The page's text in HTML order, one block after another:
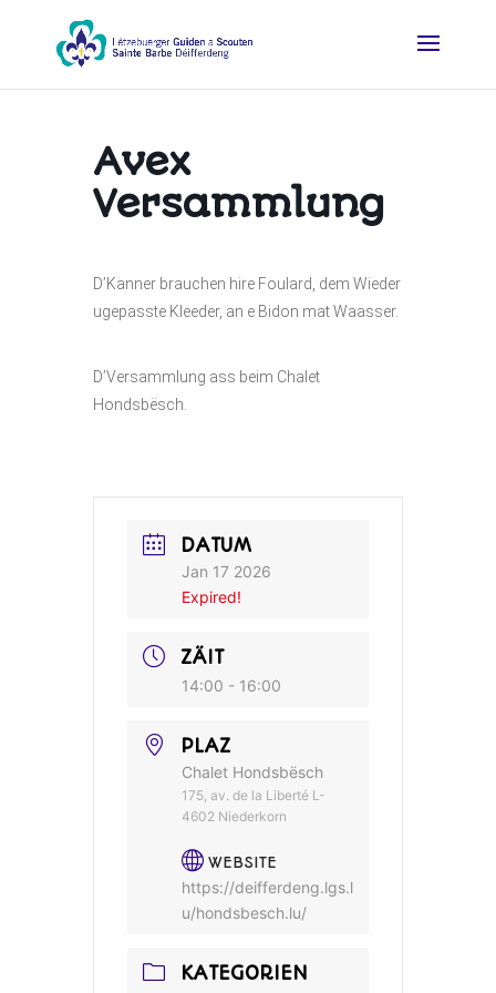
Avex
Versammlung
D’Kanner brauchen hire Foulard, dem Wieder
ugepasste Kleeder, an e Bidon mat Waasser.
D’Versammlung ass beim Chalet
Hondsbësch.
DATUM
Jan 17 2026
Expired!
ZÄIT
14:00 - 16:00
PLAZ
Chalet Hondsbësch
175, av. de la Liberté L-
4602 Niederkorn
WEBSITE
https://deifferdeng.lgs.l
u/hondsbesch.lu/
KATEGORIEN